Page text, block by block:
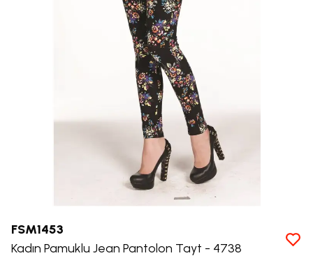
FSM1453
Kadın Pamuklu Jean Pantolon Tayt - 4738